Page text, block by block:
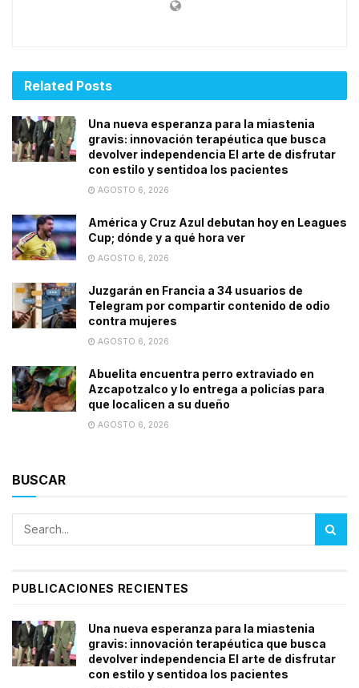
Related Posts
Una nueva esperanza para la miastenia
gravis: innovación terapéutica que busca
devolver independencia El arte de disfrutar
con estilo y sentidoa los pacientes
AGOSTO 6, 2026
América y Cruz Azul debutan hoy en Leagues
Cup; dónde y a qué hora ver
AGOSTO 6, 2026
Juzgarán en Francia a 34 usuarios de
Telegram por compartir contenido de odio
contra mujeres
AGOSTO 6, 2026
Abuelita encuentra perro extraviado en
Azcapotzalco y lo entrega a policías para
que localicen a su dueño
AGOSTO 6, 2026
BUSCAR
PUBLICACIONES RECIENTES
Una nueva esperanza para la miastenia
gravis: innovación terapéutica que busca
devolver independencia El arte de disfrutar
con estilo y sentidoa los pacientes